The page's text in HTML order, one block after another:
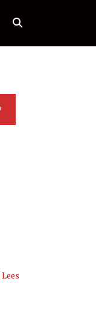
TOGGLE
Lees